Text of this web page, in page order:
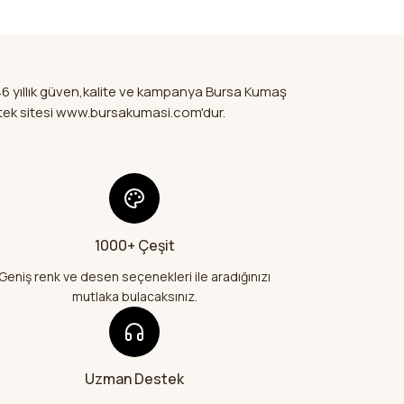
bulunuyor.
pahalı.
olmalı.
Gönder
şekilde
sitedeki
güven,kalite ve kampanya Bursa Kumaş
sitesi www.bursakumasi.com'dur.
1000+ Çeşit
renk ve desen seçenekleri ile aradığınızı
mutlaka bulacaksınız.
Uzman Destek